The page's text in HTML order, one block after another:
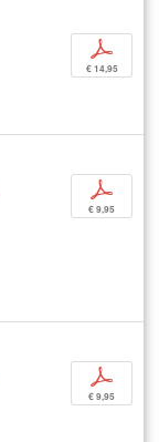
p
€ 14,95
p
€ 9,95
p
€ 9,95